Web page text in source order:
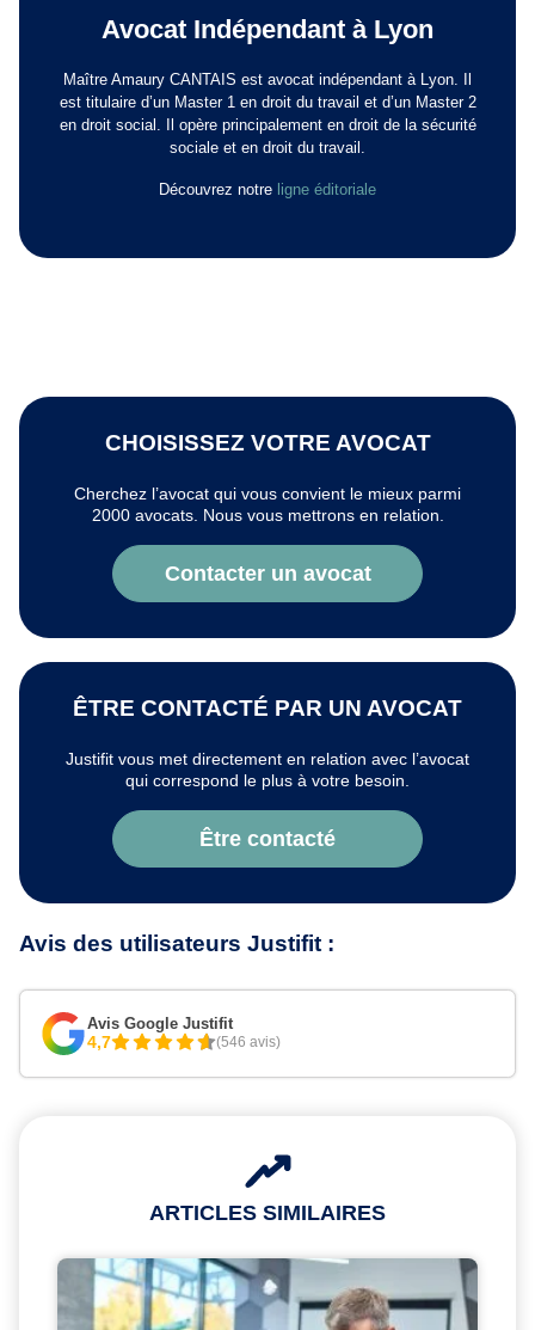
Avocat Indépendant à Lyon
Maître Amaury CANTAIS est avocat indépendant à Lyon. Il
est titulaire d’un Master 1 en droit du travail et d’un Master 2
en droit social. Il opère principalement en droit de la sécurité
sociale et en droit du travail.
Découvrez notre ligne éditoriale
CHOISISSEZ VOTRE AVOCAT
Cherchez l’avocat qui vous convient le mieux parmi
2000 avocats. Nous vous mettrons en relation.
Contacter un avocat
ÊTRE CONTACTÉ PAR UN AVOCAT
Justifit vous met directement en relation avec l’avocat
qui correspond le plus à votre besoin.
Être contacté
Avis des utilisateurs Justifit :
Avis Google Justifit
4,7 (546 avis)
ARTICLES SIMILAIRES